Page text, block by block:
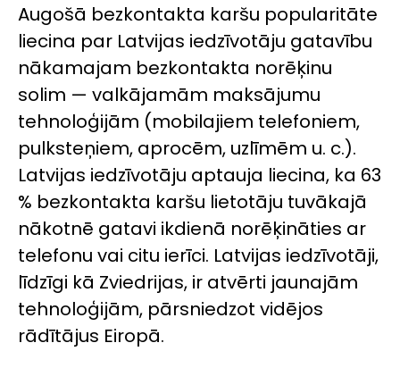
Augošā bezkontakta karšu popularitāte
liecina par Latvijas iedzīvotāju gatavību
nākamajam bezkontakta norēķinu
solim — valkājamām maksājumu
tehnoloģijām (mobilajiem telefoniem,
pulksteņiem, aprocēm, uzlīmēm u. c.).
Latvijas iedzīvotāju aptauja liecina, ka 63
% bezkontakta karšu lietotāju tuvākajā
nākotnē gatavi ikdienā norēķināties ar
telefonu vai citu ierīci. Latvijas iedzīvotāji,
līdzīgi kā Zviedrijas, ir atvērti jaunajām
tehnoloģijām, pārsniedzot vidējos
rādītājus Eiropā.